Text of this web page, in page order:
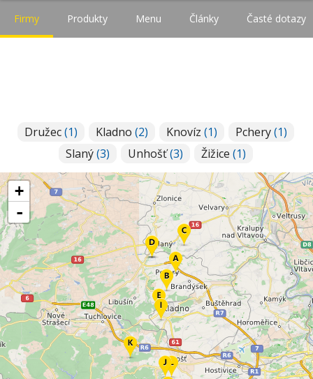
Firmy Produkty Menu Články Časté dotazy
Družec(1) Kladno (2) Knovíz (1) Pchery(1)
Slaný(3) Unhošť(3) Žižice (1)
+
-